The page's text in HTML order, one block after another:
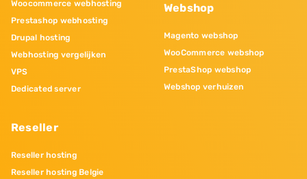
Woocommerce webhosting
Prestashop webhosting
Drupal hosting
Webhosting vergelijken
VPS
Dedicated server
Reseller
Reseller hosting
Reseller hosting Belgie
Webshop
Magento webshop
WooCommerce webshop
PrestaShop webshop
Webshop verhuizen